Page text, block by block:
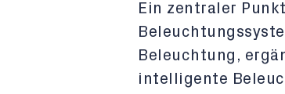
Ein zentraler
Beleuchtung,
intelligente